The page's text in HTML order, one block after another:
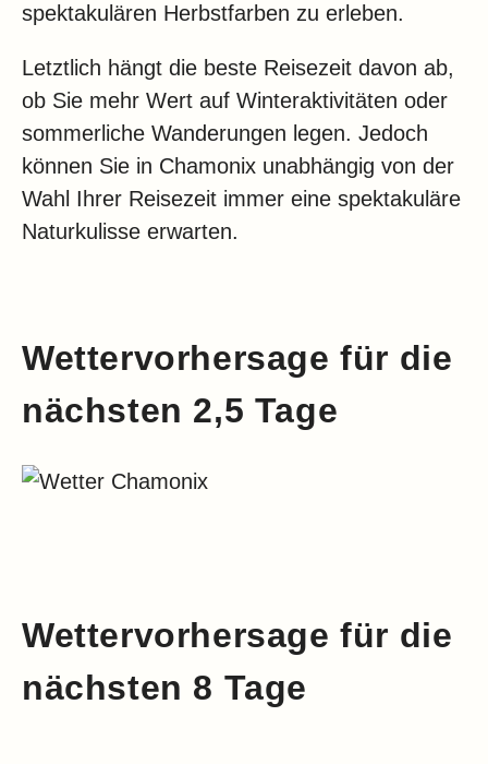
spektakulären Herbstfarben zu erleben.
Letztlich hängt die beste Reisezeit davon ab,
ob Sie mehr Wert auf Winteraktivitäten oder
sommerliche Wanderungen legen. Jedoch
können Sie in Chamonix unabhängig von der
Wahl Ihrer Reisezeit immer eine spektakuläre
Naturkulisse erwarten.
Wettervorhersage für die
nächsten 2,5 Tage
Wettervorhersage für die
nächsten 8 Tage